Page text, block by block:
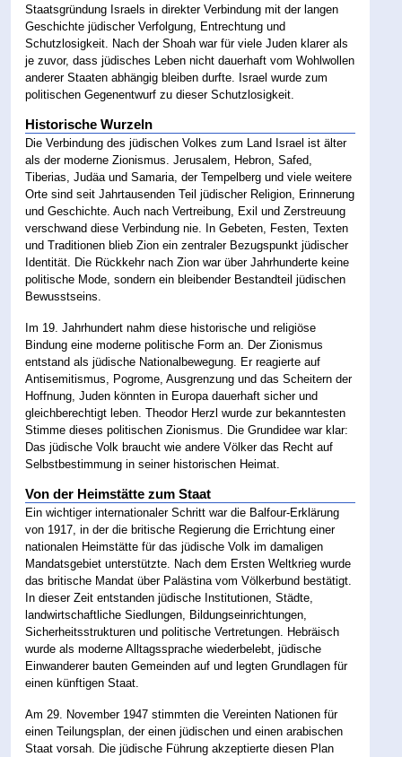
Staatsgründung Israels in direkter Verbindung mit der langen
Geschichte jüdischer Verfolgung, Entrechtung und
Schutzlosigkeit. Nach der Shoah war für viele Juden klarer als
je zuvor, dass jüdisches Leben nicht dauerhaft vom Wohlwollen
anderer Staaten abhängig bleiben durfte. Israel wurde zum
politischen Gegenentwurf zu dieser Schutzlosigkeit.
Historische Wurzeln
Die Verbindung des jüdischen Volkes zum Land Israel ist älter
als der moderne Zionismus. Jerusalem, Hebron, Safed,
Tiberias, Judäa und Samaria, der Tempelberg und viele weitere
Orte sind seit Jahrtausenden Teil jüdischer Religion, Erinnerung
und Geschichte. Auch nach Vertreibung, Exil und Zerstreuung
verschwand diese Verbindung nie. In Gebeten, Festen, Texten
und Traditionen blieb Zion ein zentraler Bezugspunkt jüdischer
Identität. Die Rückkehr nach Zion war über Jahrhunderte keine
politische Mode, sondern ein bleibender Bestandteil jüdischen
Bewusstseins.
Im 19. Jahrhundert nahm diese historische und religiöse
Bindung eine moderne politische Form an. Der Zionismus
entstand als jüdische Nationalbewegung. Er reagierte auf
Antisemitismus, Pogrome, Ausgrenzung und das Scheitern der
Hoffnung, Juden könnten in Europa dauerhaft sicher und
gleichberechtigt leben. Theodor Herzl wurde zur bekanntesten
Stimme dieses politischen Zionismus. Die Grundidee war klar:
Das jüdische Volk braucht wie andere Völker das Recht auf
Selbstbestimmung in seiner historischen Heimat.
Von der Heimstätte zum Staat
Ein wichtiger internationaler Schritt war die Balfour-Erklärung
von 1917, in der die britische Regierung die Errichtung einer
nationalen Heimstätte für das jüdische Volk im damaligen
Mandatsgebiet unterstützte. Nach dem Ersten Weltkrieg wurde
das britische Mandat über Palästina vom Völkerbund bestätigt.
In dieser Zeit entstanden jüdische Institutionen, Städte,
landwirtschaftliche Siedlungen, Bildungseinrichtungen,
Sicherheitsstrukturen und politische Vertretungen. Hebräisch
wurde als moderne Alltagssprache wiederbelebt, jüdische
Einwanderer bauten Gemeinden auf und legten Grundlagen für
einen künftigen Staat.
Am 29. November 1947 stimmten die Vereinten Nationen für
einen Teilungsplan, der einen jüdischen und einen arabischen
Staat vorsah. Die jüdische Führung akzeptierte diesen Plan